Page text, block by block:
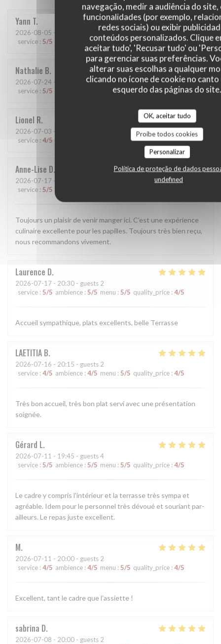
navegação, medir a audiência do
funcionalidades (por exemplo,
redes sociais) ou exibir
conteúdos personalizados. Clique
aceitar tudo', 'Recusar tudo' ou
para gerenciar suas preferências.
alterar suas escolhas a qualquer
clicando no ícone de cookie no
esquerdo das páginas do site.
OK, aceitar tudo
Proíbe todos cookies
Personalizar
Política de proteção de dados
undefined
Yann T
2026-08-05 - 19:15 - guests 2
service : 5/5 5/5 menu:5/5 quality_price: 5/5
Nathalie B
2026-07-24 - 20:45 - guests 2
service : 5/5 menu: 5/5 quality_price:5/5
Lionel R
2026-07-03 - 12:00 - guests 2
service : 4/5 quality_price:4/5
Anne-Lise D
2026-07-17 - 19:45 - guests 2
service : 5/5
Toujours un plaisir de venir manger ici. C’est une expérience
culinaire excellente pour les papilles. Toujours très bien reçu,
nous recommandons vivement.
Laurence D
2026-07-17 - 20:30 - guests 2
service : 5/5 ambience : 5/5 menu : 5/5 quality_price : 4/5
Accueil sympathique, plats excellents, belle Terrasse
LAETITIA B
2026-07-16 - 20:15 - guests 2
service : 4/5 ambience : 4/5 menu : 5/5 quality_price : 4/5
Très bon accueil, très bon plat servi avec une présentation
soignée.
Gérard L
2026-07-11 - 19:45 - guests 4
service : 5/5 ambience : 5/5 menu : 5/5 quality_price : 4/5
Le cadre y compris l'intérieur et la terrasse très sympa et
agréable. Idem pour le personnel très dévoué et souriant par-
ailleurs. Le repas juste excellent.
M
2026-07-11 - 20:00 - guests 2
service : 4/5 ambience : 4/5 menu : 5/5 quality_price : 4/5
Excellent, tant le cadre que l’assiette !
sabrina D
2026-07-08 - 20:00 - guests 2